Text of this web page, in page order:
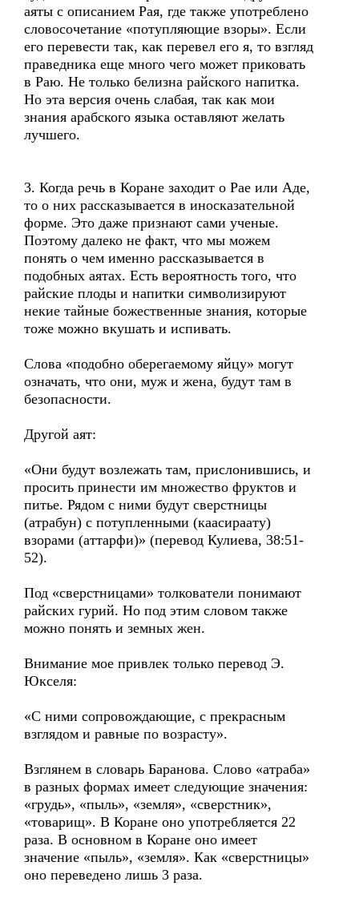
аяты с описанием Рая, где также употреблено
словосочетание «потупляющие взоры». Если
его перевести так, как перевел его я, то взгляд
праведника еще много чего может приковать
в Раю. Не только белизна райского напитка.
Но эта версия очень слабая, так как мои
знания арабского языка оставляют желать
лучшего.
3. Когда речь в Коране заходит о Рае или Аде,
то о них рассказывается в иносказательной
форме. Это даже признают сами ученые.
Поэтому далеко не факт, что мы можем
понять о чем именно рассказывается в
подобных аятах. Есть вероятность того, что
райские плоды и напитки символизируют
некие тайные божественные знания, которые
тоже можно вкушать и испивать.
Слова «подобно оберегаемому яйцу» могут
означать, что они, муж и жена, будут там в
безопасности.
Другой аят:
«Они будут возлежать там, прислонившись, и
просить принести им множество фруктов и
питье. Рядом с ними будут сверстницы
(атрабун) с потупленными (каасираату)
взорами (аттарфи)» (перевод Кулиева, 38:51-
52).
Под «сверстницами» толкователи понимают
райских гурий. Но под этим словом также
можно понять и земных жен.
Внимание мое привлек только перевод Э.
Юкселя:
«С ними сопровождающие, с прекрасным
взглядом и равные по возрасту».
Взглянем в словарь Баранова. Слово «атраба»
в разных формах имеет следующие значения:
«грудь», «пыль», «земля», «сверстник»,
«товарищ». В Коране оно употребляется 22
раза. В основном в Коране оно имеет
значение «пыль», «земля». Как «сверстницы»
оно переведено лишь 3 раза.